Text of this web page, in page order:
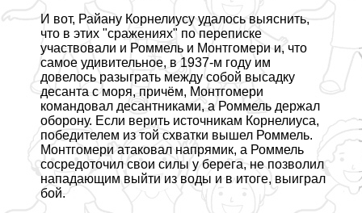
И вот, Райану Корнелиусу удалось выяснить,
что в этих "сражениях" по переписке
участвовали и Роммель и Монтгомери и, что
самое удивительное, в 1937-м году им
довелось разыграть между собой высадку
десанта с моря, причём, Монтгомери
комaндовал десантниками, а Роммель держал
оборону. Если верить источникам Корнелиуса,
победителем из той схватки вышел Роммель.
Монтгомери атаковал напрямик, а Роммель
сосредоточил свои силы у берега, не позволил
нападающим выйти из воды и в итоге, выиграл
бой.